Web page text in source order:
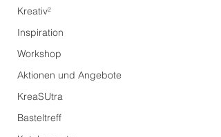
Kreativ²
Inspiration
Workshop
Aktionen und Angebote
KreaSUtra
Basteltreff